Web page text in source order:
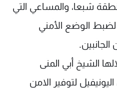
شبعا، والمساعي التي
لضبط الوضع الأمني
الشيخ أبي المنى
لتوفير الامن